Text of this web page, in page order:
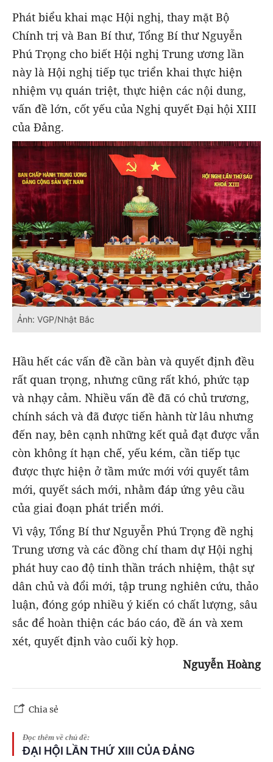
Phát biểu khai mạc Hội nghị, thay mặt Bộ
Chính trị và Ban Bí thư, Tổng Bí thư Nguyễn
Phú Trọng cho biết Hội nghị Trung ương lần
này là Hội nghị tiếp tục triển khai thực hiện
nhiệm vụ quán triệt, thực hiện các nội dung,
vấn đề lớn, cốt yếu của Nghị quyết Đại hội XIII
của Đảng.
Ảnh: VGP/Nhật Bắc
Hầu hết các vấn đề cần bàn và quyết định đều
rất quan trọng, nhưng cũng rất khó, phức tạp
và nhạy cảm. Nhiều vấn đề đã có chủ trương,
chính sách và đã được tiến hành từ lâu nhưng
đến nay, bên cạnh những kết quả đạt được vẫn
còn không ít hạn chế, yếu kém, cần tiếp tục
được thực hiện ở tầm mức mới với quyết tâm
mới, quyết sách mới, nhằm đáp ứng yêu cầu
của giai đoạn phát triển mới.
Vì vậy, Tổng Bí thư Nguyễn Phú Trọng đề nghị
Trung ương và các đồng chí tham dự Hội nghị
phát huy cao độ tinh thần trách nhiệm, thật sự
dân chủ và đổi mới, tập trung nghiên cứu, thảo
luận, đóng góp nhiều ý kiến có chất lượng, sâu
sắc để hoàn thiện các báo cáo, đề án và xem
xét, quyết định vào cuối kỳ họp.
Nguyễn Hoàng
Chia sẻ
Đọc thêm về chủ đề:
ĐẠI HỘI LẦN THỨ XIII CỦA ĐẢNG